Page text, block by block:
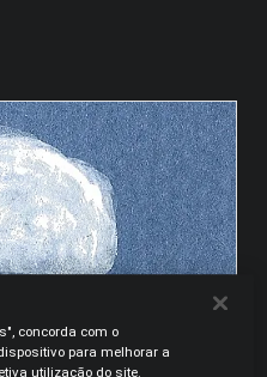
concorda com o
para melhorar a
utilização do site.